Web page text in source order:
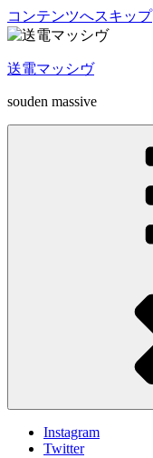
コンテンツへスキップ
送電マッシヴ
souden massive
Instagram
Twitter